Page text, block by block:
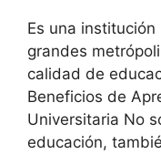
Es una
grandes
calidad de
Beneficios de
Universitaria No
educación,